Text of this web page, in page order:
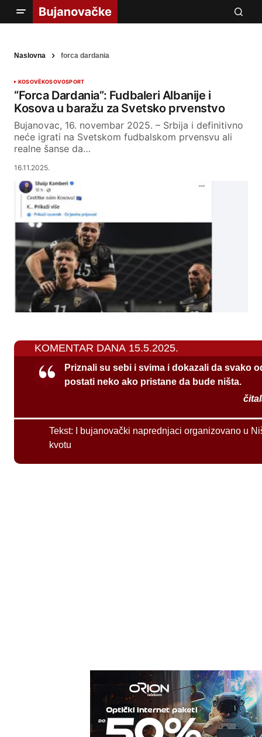
Naslovna forca dardania
KOSOVËKOSOVOSPORT
“Forca Dardania”: Fudbaleri Albanije i
Kosova u baražu za Svetsko prvenstvo
Bujanovac, 16. novembar 2025. – Srbija i definitivno
neće igrati na Svetskom fudbalskom prvensvu ali
realne šanse da…
16.11.2025.
KOMENTAR DANA 15.5.2025.
Priznali su sebi i svima i dokazali da svako
postati neko ako pristane da bude ništa.
Tekst:
I bujanovački naprednjaci organizovano u
kvotu